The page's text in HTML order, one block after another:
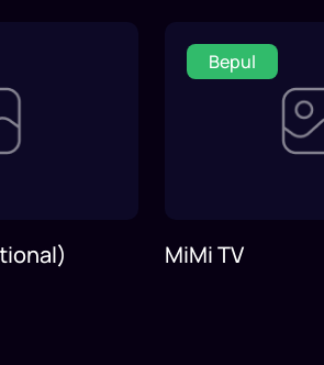
Bepul
MiMi TV